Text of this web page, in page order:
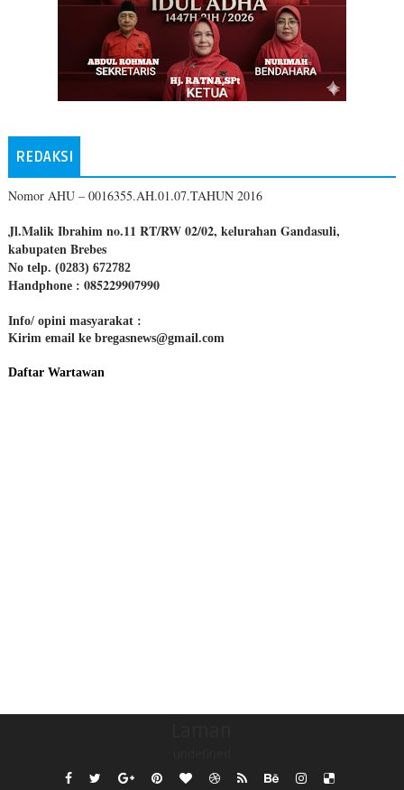
REDAKSI
Nomor AHU – 0016355.AH.01.07.TAHUN 2016
Jl.Malik Ibrahim no.11 RT/RW 02/02, kelurahan Gandasuli,
kabupaten Brebes
No telp. (0283) 672782
Handphone : 085229907990
Info/ opini masyarakat :
Kirim email ke bregasnews@gmail.com
Daftar Wartawan